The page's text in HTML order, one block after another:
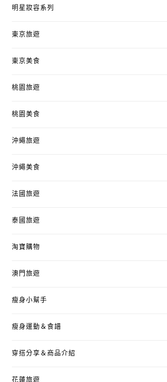
明星妝容系列
東京旅遊
東京美食
桃園旅遊
桃園美食
沖繩旅遊
沖繩美食
法國旅遊
泰國旅遊
淘寶購物
澳門旅遊
瘦身小幫手
瘦身運動＆食譜
穿搭分享＆商品介紹